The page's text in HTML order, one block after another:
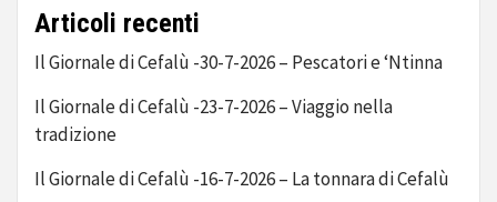
Articoli recenti
Il Giornale di Cefalù -30-7-2026 – Pescatori e ‘Ntinna
Il Giornale di Cefalù -23-7-2026 – Viaggio nella
tradizione
Il Giornale di Cefalù -16-7-2026 – La tonnara di Cefalù